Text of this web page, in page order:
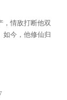
，情敌打断他双
如今，他修仙归